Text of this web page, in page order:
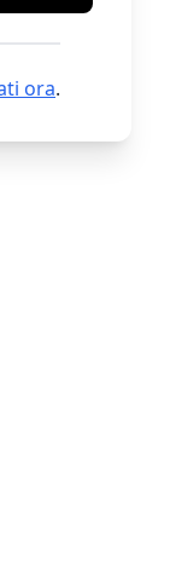
ora.